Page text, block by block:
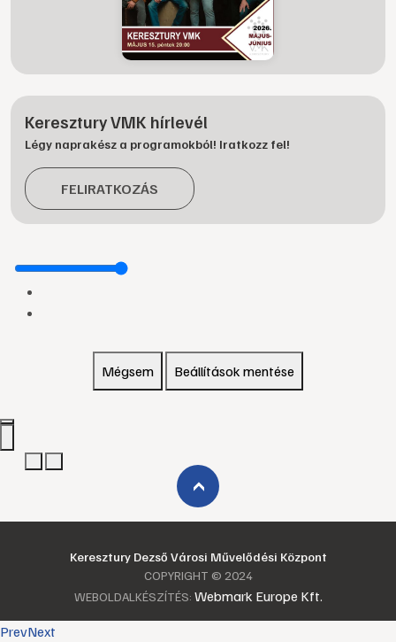
Keresztury VMK hírlevél
Légy naprakész a programokból! Iratkozz fel!
FELIRATKOZÁS
Mégsem Beállítások mentése
›
Keresztury Dezső Városi Művelődési Központ
COPYRIGHT © 2024
WEBOLDALKÉSZÍTÉS: Webmark Europe Kft.
PrevNext